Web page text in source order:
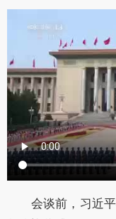
会谈前，习近